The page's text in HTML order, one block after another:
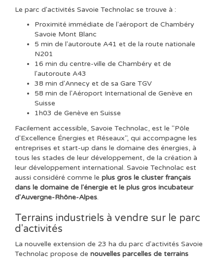
Le parc d'activités Savoie Technolac se trouve à :
Proximité immédiate de l'aéroport de Chambéry
Savoie Mont Blanc
5 min de l'autoroute A41 et de la route nationale
N201
16 min du centre-ville de Chambéry et de
l'autoroute A43
38 min d'Annecy et de sa Gare TGV
58 min de l'Aéroport International de Genève en
Suisse
1h03 de Genève en Suisse
Facilement accessible, Savoie Technolac, est le "Pôle
d'Excellence Énergies et Réseaux", qui accompagne les
entreprises et start-up dans le domaine des énergies, à
tous les stades de leur développement, de la création à
leur développement international. Savoie Technolac est
aussi considéré comme le plus gros le cluster français
dans le domaine de l'énergie et le plus gros incubateur
d'Auvergne-Rhône-Alpes.
Terrains industriels à vendre sur le parc
d'activités
La nouvelle extension de 23 ha du parc d'activités Savoie
Technolac propose de nouvelles parcelles de terrains